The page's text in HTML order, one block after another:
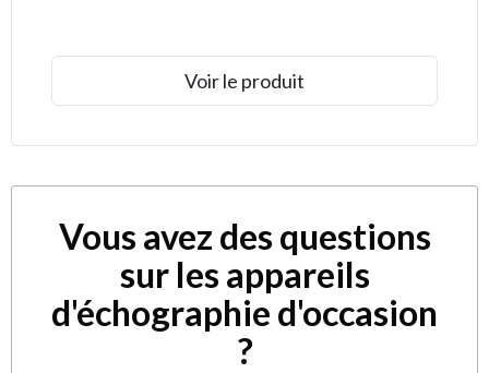
Voir le produit
Vous avez des questions
sur les appareils
d'échographie d'occasion
?